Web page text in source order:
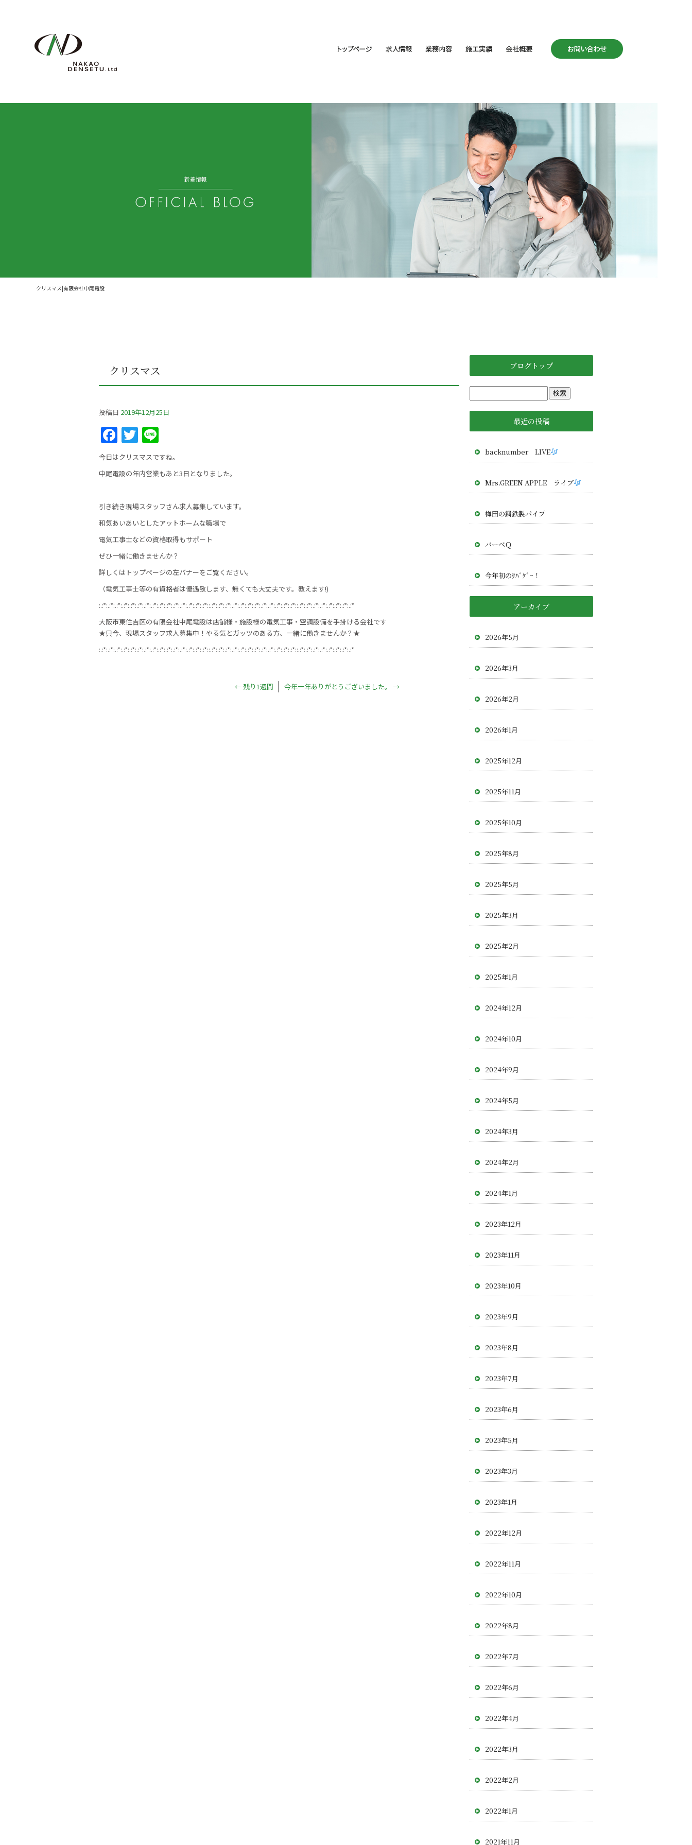
クリスマス|有限会社中尾電設
クリスマス
投稿日 2019年12月25日
F
a
c
e
b
o
o
k
T
w
itt
er
n
e
今日はクリスマスですね。
中尾電設の年内営業もあと3日となりました。
引き続き現場スタッフさん求人募集しています。
和気あいあいとしたアットホームな職場で
電気工事士などの資格取得もサポート
ぜひ一緒に働きませんか？
詳しくはトップページの左バナーをご覧ください。
（電気工事士等の有資格者は優遇致します、無くても大丈夫です。教えます!)
:.:*:.:*:.:*:.:*:.:*:.:*:.:*:.:*:.:*:.:*:.:*:.:*:.:*:.:*:.:*::.:*:.:*:.:*:.:*:.:*:.:*:.:*:.:*:.:*:.:*:.:*:.:*::.:*:.:*:.:*:.:*:.:*:.:*:.:*:.:*
大阪市東住吉区の有限会社中尾電設は店舗様・施設様の電気工事・空調設備を手掛ける会社です
★只今、現場スタッフ求人募集中！やる気とガッツのある方、一緒に働きませんか？★
:.:*:.:*:.:*:.:*:.:*:.:*:.:*:.:*:.:*:.:*:.:*:.:*:.:*:.:*:.:*::.:*:.:*:.:*:.:*:.:*:.:*:.:*:.:*:.:*:.:*:.:*:.:*::.:*:.:*:.:*:.:*:.:*:.:*:.:*:.:*
←残り1週間 今年一年ありがとうございました。 →
ブログトップ
最近の投稿
backnumber LIVE
Mrs.GREEN APPLE ライブ
梅田の鋼鉄製パイプ
バーべＱ
今年初のｻﾊﾞｹﾞｰ！
アーカイブ
2026年5月
2026年3月
2026年2月
2026年1月
2025年12月
2025年11月
2025年10月
2025年8月
2025年5月
2025年3月
2025年2月
2025年1月
2024年12月
2024年10月
2024年9月
2024年5月
2024年3月
2024年2月
2024年1月
2023年12月
2023年11月
2023年10月
2023年9月
2023年8月
2023年7月
2023年6月
2023年5月
2023年3月
2023年1月
2022年12月
2022年11月
2022年10月
2022年8月
2022年7月
2022年6月
2022年4月
2022年3月
2022年2月
2022年1月
2021年11月